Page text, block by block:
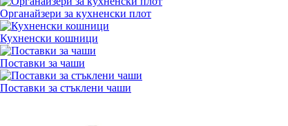
Органайзери за кухненски плот
Кухненски кошници
Поставки за чаши
Поставки за стъклени чаши